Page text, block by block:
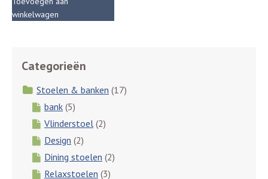
winkelwagen
Categorieën
Stoelen & banken (17)
bank (5)
Vlinderstoel (2)
Design (2)
Dining stoelen (2)
Relaxstoelen (3)